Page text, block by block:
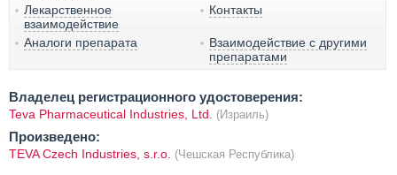
Лекарственное
взаимодействие
Контакты
Аналоги препарата
Взаимодействие с другими
препаратами
Владелец регистрационного удостоверения:
Teva Pharmaceutical Industries, Ltd. (Израиль)
Произведено:
TEVA Czech Industries, s.r.o. (Чешская Республика)